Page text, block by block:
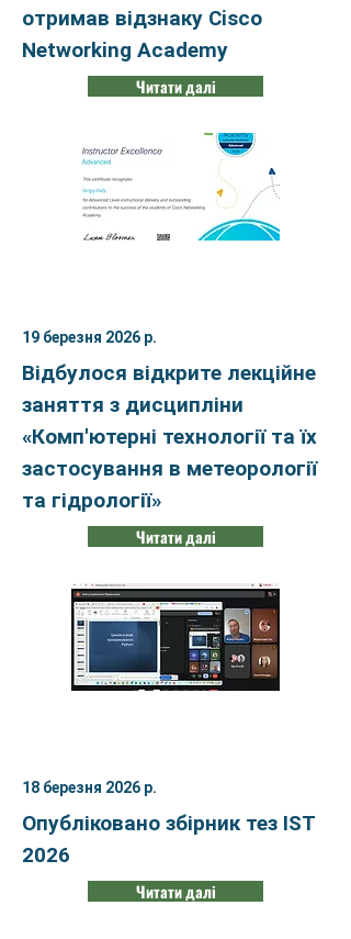
отримав відзнаку Cisco
Networking Academy
Читати далі
19 березня 2026 р.
Відбулося відкрите лекційне
заняття з дисципліни
«Комп'ютерні технології та їх
застосування в метеорології
та гідрології»
Читати далі
18 березня 2026 р.
Опубліковано збірник тез IST
2026
Читати далі